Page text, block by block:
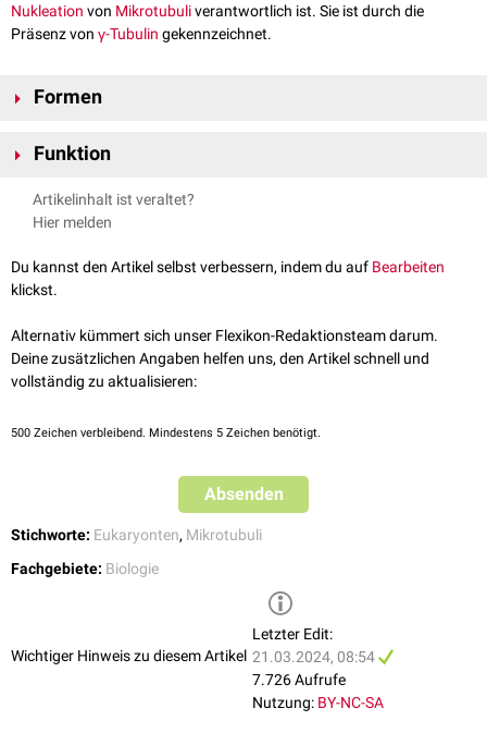
Nukleation von Mikrotubuliverantwortlich ist. Sie ist durch die
Präsenz von γ-Tubulin gekennzeichnet.
Formen
Organismus. Bei Tieren kommen
Funktion
MTOCs bilden die Grundlage für die Ausbildung von Mikrotubuli. Sie sind
damit essentiell für die Funktionalität von
intrazellulären
Transport, zur Zellmigration und Zellteilung bei.
Artikelinhalt ist veraltet?
Hier melden
Du kannst den Artikel selbst verbessern, indem du auf Bearbeiten
klickst.
Alternativ kümmert sich unser Flexikon-Redaktionsteam darum.
Deine zusätzlichen Angaben helfen uns, den Artikel schnell und
vollständig zu aktualisieren:
500 Zeichen verbleibend. Mindestens 5 Zeichen benötigt.
Absenden
Stichworte: Eukaryonten, Mikrotubuli
Fachgebiete: Biologie
Wichtiger Hinweis zu diesem Artikel
Letzter Edit:
21.03.2024, 08:54
7.726 Aufrufe
Nutzung: BY-NC-SA